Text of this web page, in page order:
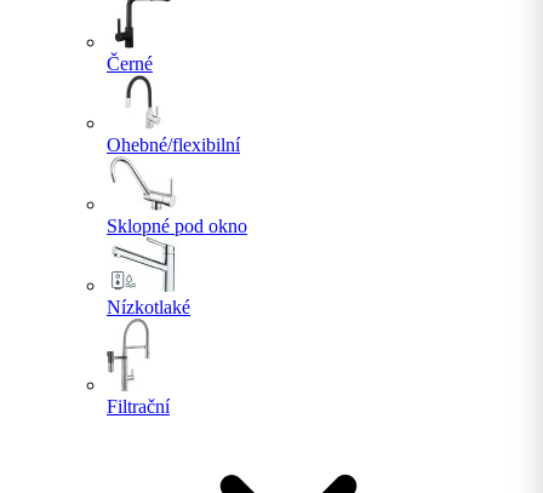
Černé
Ohebné/flexibilní
Sklopné pod okno
Nízkotlaké
Filtrační